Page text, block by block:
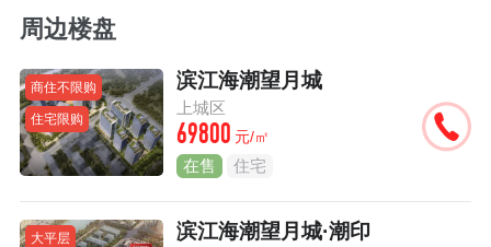
周边楼盘
商住不限购
住宅限购
滨江海潮望月城
上城区
69800 元/㎡
在售 住宅
大平层 滨江海潮望月城·潮印